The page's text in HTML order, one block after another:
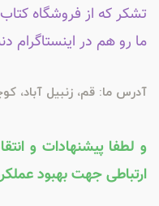
تشکر که از فروشگاه
ما رو هم در اینستاگرام
آدرس ما: قم، زنبیل آباد،
و لطفا پیشنهادات و
ارتباطی جهت بهبود